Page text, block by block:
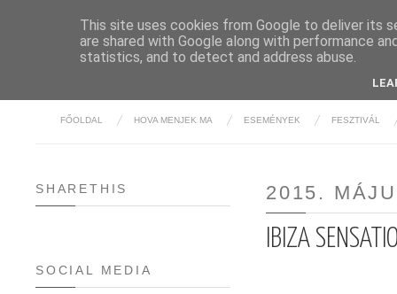
FŐOLDAL HOVA MENJEK MA ESEMÉNYEK FESZTIVÁL
2015.
IBIZA
SHARETHIS
SOCIAL MEDIA
This site uses cookies from Google to deliver its
are shared with Google along with performance
statistics, and to detect and address abuse.